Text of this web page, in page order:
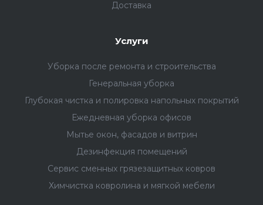
Доставка
Услуги
Уборка после ремонта и строительства
Генеральная уборка
Глубокая чистка и полировка напольных покрытий
Ежедневная уборка офисов
Мытье окон, фасадов и витрин
Дезинфекция помещений
Сервис сменных грязезащитных ковров
Химчистка ковролина и мягкой мебели